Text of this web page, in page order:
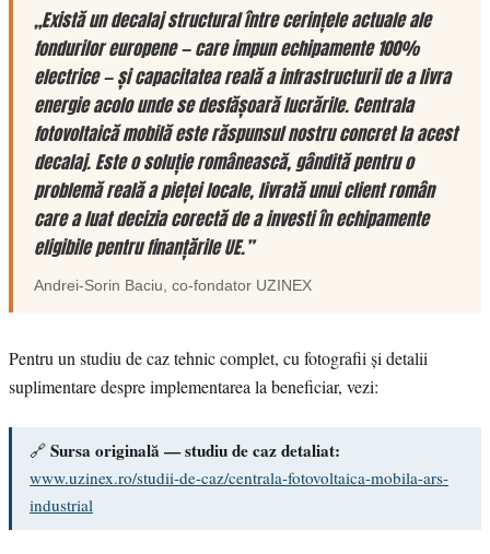
„Există un decalaj structural între cerințele actuale ale
fondurilor europene — care impun echipamente 100%
electrice — și capacitatea reală a infrastructurii de a livra
energie acolo unde se desfășoară lucrările. Centrala
fotovoltaică mobilă este răspunsul nostru concret la acest
decalaj. Este o soluție românească, gândită pentru o
problemă reală a pieței locale, livrată unui client român
care a luat decizia corectă de a investi în echipamente
eligibile pentru finanțările UE.”
Andrei-Sorin Baciu , co-fondator UZINEX
Pentru un studiu de caz tehnic complet, cu fotografii și detalii
suplimentare despre implementarea la beneficiar, vezi:
🔗 Sursa originală — studiu de caz detaliat:
www.uzinex.ro/studii-de-caz/centrala-fotovoltaica-mobila-ars-
industrial